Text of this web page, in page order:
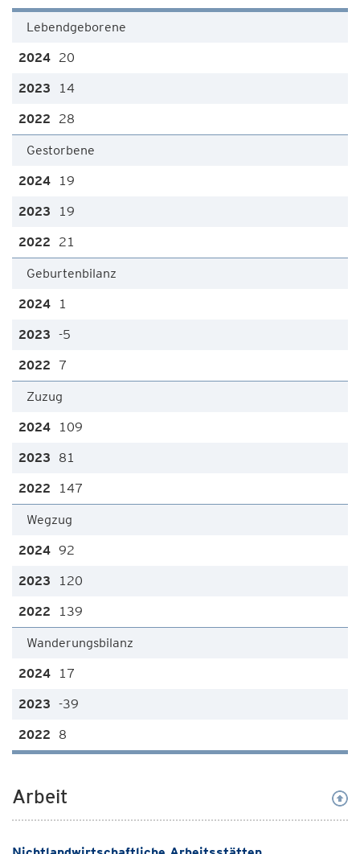
Lebendgeborene
20
14
28
Gestorbene
19
19
21
Geburtenbilanz
1
-5
7
Zuzug
109
81
147
Wegzug
92
120
139
Wanderungsbilanz
17
-39
8
Arbeit